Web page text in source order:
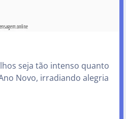
seja tão intenso quanto
Novo, irradiando alegria